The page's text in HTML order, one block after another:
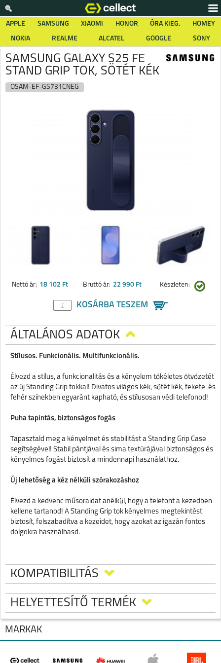
APPLE SAMSUNG XIAOMI HONOR ÓRA KIEG.
HOMEY
NOKIA
REALME ALCATEL GOOGLE SONY
SAMSUNG GALAXY S25 FE
STAND GRIP TOK, SÖTÉT KÉK
OSAM-EF-GS731CNEG
Nettó ár: 18 102 Ft Bruttó ár: 22 990 Ft Készleten:
KOSÁRBA TESZEM
ÁLTALÁNOS ADATOK
Stílusos. Funkcionális. Multifunkcionális.
Élvezd a stílus, a funkcionalitás és a kényelem tökéletes ötvözetét
az új Standing Grip tokkal! Divatos világos kék, sötét kék, fekete és
fehér színekben egyaránt kapható, és stílusosan védi telefonod!
Puha tapintás, biztonságos fogás
Tapasztald meg a kényelmet és stabilitást a Standing Grip Case
segítségével! Stabil pántjával és sima textúrájával biztonságos és
kényelmes fogást biztosít a mindennapi használathoz.
Új lehetőség a kéz nélküli szórakozáshoz
Élvezd a kedvenc műsoraidat anélkül, hogy a telefont a kezedben
kellene tartanod! A Standing Grip tok kényelmes megtekintést
biztosít, felszabadítva a kezeidet, hogy azokat az igazán fontos
dolgokra használhasd.
KOMPATIBILITÁS
HELYETTESÍTŐ TERMÉK
TOK, FEHÉR
Biztonságos fogás mindenek előtt!
MÁRKÁK